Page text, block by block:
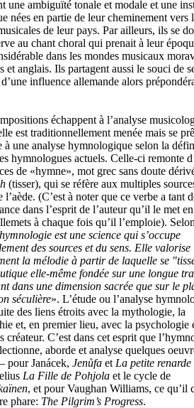
une ambiguïté tonale et modale et une
nées en partie de leur cheminement vers
de leur pays. Par ailleurs, ils se
au chant choral qui prenait à leur
dans les mondes musicaux
et anglais. Ils partagent aussi le souci de
influence allemande alors
échappent à l’analyse
est traditionnellement menée mais se
à une analyse hymnologique selon la
hymnologues actuels. Celle-ci remonte
de «hymne», mot grec sans doute
(tisser), qui se réfère aux multiples
l’aède. (C’est à noter que ce verbe a tant
dans l’esprit de l’auteur qu’il le met
à chaque fois qu’il l’emploie).
est une science qui s’occupe
des sources et du sens. Elle valorise
la mélodie à partir de laquelle se
elle-même fondée sur une longue
dans une dimension sacrée que sur le
séculière». L’étude ou l’analyse
des liens étroits avec la mythologie, la
et, en premier lieu, avec la psychologie
créateur. C’est dans cet esprit que
aborde et analyse quelques
pour Janácek, Jenůfa et La petite renarde
La Fille de Pohjola et le cycle de
, et pour Vaughan Williams, ce qu’il
phare: The Pilgrim’s Progress.